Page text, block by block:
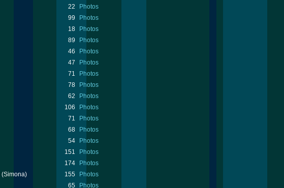
22
Photos
99
Photos
18
Photos
89
Photos
46
Photos
47
Photos
71
Photos
78
Photos
62
Photos
106
Photos
71
Photos
68
Photos
54
Photos
151
Photos
174
Photos
(Simona) 155
Photos
65
Photos